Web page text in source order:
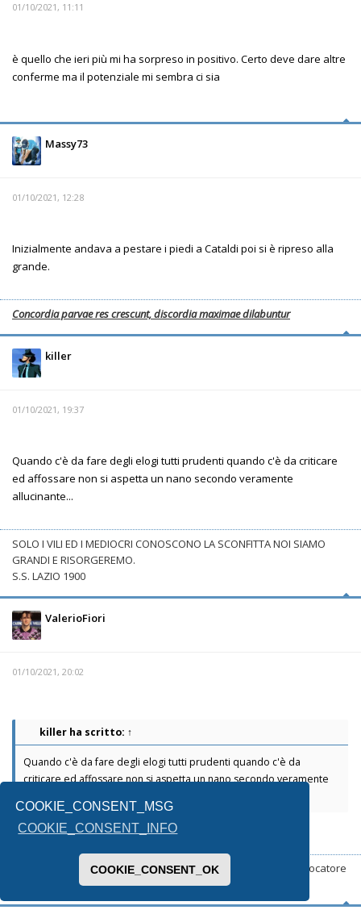
COOKIE_CONSENT_MSG
COOKIE_CONSENT_INFO
COOKIE_CONSENT_OK
01/10/2021, 11:11
è quello che ieri più mi ha sorpreso in positivo. Certo deve dare altre
conferme ma il potenziale mi sembra ci sia
Massy73
01/10/2021, 12:28
Inizialmente andava a pestare i piedi a Cataldi poi si è ripreso alla
grande.
Concordia parvae res crescunt, discordia maximae dilabuntur
killer
01/10/2021, 19:37
Quando c'è da fare degli elogi tutti prudenti quando c'è da criticare
ed affossare non si aspetta un nano secondo veramente
allucinante...
SOLO I VILI ED I MEDIOCRI CONOSCONO LA SCONFITTA NOI SIAMO
GRANDI E RISORGEREMO.
S.S. LAZIO 1900
ValerioFiori
01/10/2021, 20:02
killer ha scritto: ↑
Quando c'è da fare degli elogi tutti prudenti quando c'è da
criticare ed affossare non si aspetta un nano secondo veramente
"Felice di essermi sbagliato" in 3, 2, 1...
Il prossimo che dice una parola su Muriqi lo faccio volare. Il giocatore
va incoraggiato